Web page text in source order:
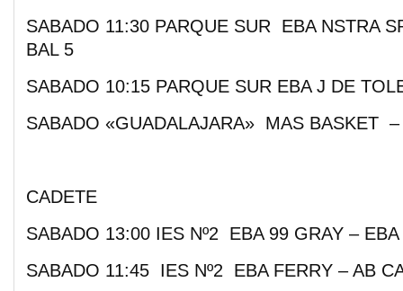
SABADO 11:30 PARQUE SUR EBA NSTRA
BAL 5
SABADO 10:15 PARQUE SUR EBA J DE
SABADO «GUADALAJARA» MAS BASKET
CADETE
SABADO 13:00 IES Nº2 EBA 99 GRAY –
SABADO 11:45 IES Nº2 EBA FERRY – AB